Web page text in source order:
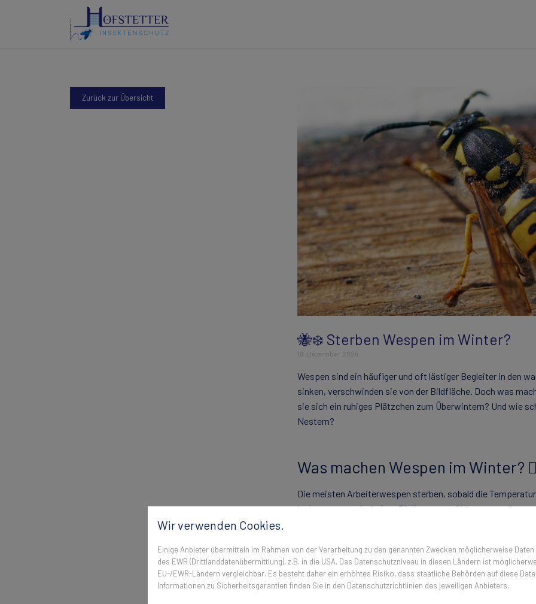
Zurück zur Übersicht
🐝❄️ Sterben Wespen im Winter?
18. Dezember 2024
Wespen sind ein häufiger und oft lästiger Begleiter in den
sinken, verschwinden sie von der Bildfläche. Doch was
sie sich ein ruhiges Plätzchen zum Überwintern? Und wie
Nestern?
Was machen Wespen im Winter?
Die meisten Arbeiterwespen sterben, sobald die
ist begrenzt und mit dem Rückgang von Nahrungsquellen
Aber was passiert mit der Königin? Begattete
Die Rolle der Wespenkönigin 👑
Wir verwenden Cookies.
Einige Anbieter übermitteln im Rahmen von der Verarbeitung zu den genannten Zwecken möglicherweise
des EWR (Drittlanddatenübermittlung), z.B. in die USA. Das Datenschutzniveau in diesen Ländern ist
EU-/EWR-Ländern vergleichbar. Es besteht daher ein erhöhtes Risiko, dass staatliche Behörden auf diese
Informationen zu Sicherheitsgarantien finden Sie in den Datenschutzrichtlinien des jeweiligen Anbieters.